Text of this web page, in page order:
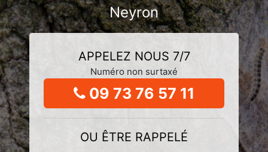
Neyron
APPELEZ NOUS 7/7
Numéro non surtaxé
09 73 76 57 11
OU ÊTRE RAPPELÉ